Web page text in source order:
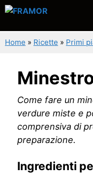
Vai
contenuto
Home » Ricette » Primi
Come fare un
verdure miste e
comprensiva di
preparazione.
Ingredienti